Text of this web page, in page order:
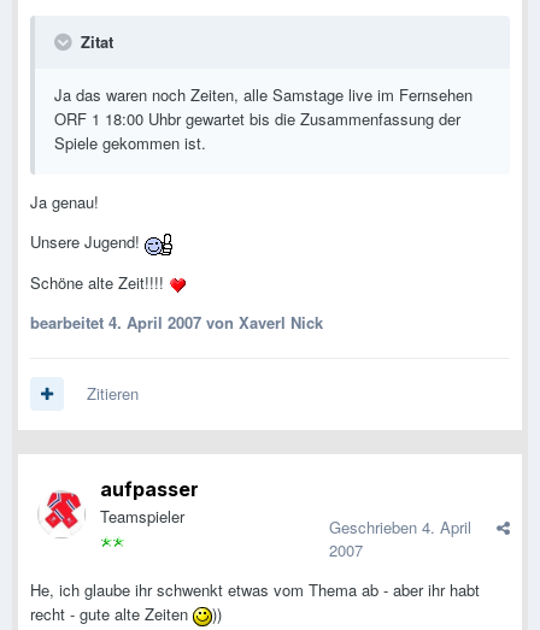
Zitat
Ja das waren noch Zeiten, alle Samstage live im Fernsehen
ORF 1 18:00 Uhbr gewartet bis die Zusammenfassung der
Spiele gekommen ist.
Ja genau!
Unsere Jugend!
Schöne alte Zeit!!!!
bearbeitet 4. April 2007 von Xaverl Nick
Zitieren
aufpasser
Teamspieler Geschrieben 4. April
2007
He, ich glaube ihr schwenkt etwas vom Thema ab - aber ihr habt
recht - gute alte Zeiten
))